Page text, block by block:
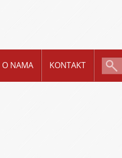
O NAMA KONTAKT